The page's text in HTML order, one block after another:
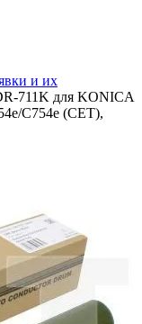
и их
711K для KONICA
C754e (CET),